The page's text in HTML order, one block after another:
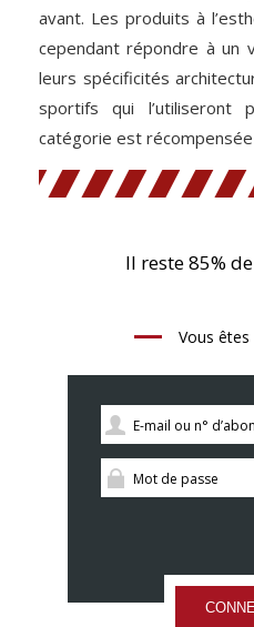
avant. Les produits à
cependant répondre à un
leurs spécificités
sportifs qui l’utiliseront
catégorie est
Il reste 85%
Vous êtes